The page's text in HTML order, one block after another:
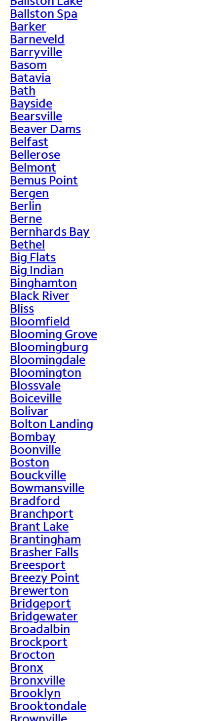
Ballston Spa
Barker
Barneveld
Barryville
Basom
Batavia
Bath
Bayside
Bearsville
Beaver Dams
Belfast
Bellerose
Belmont
Bemus Point
Bergen
Berlin
Berne
Bernhards Bay
Bethel
Big Flats
Big Indian
Binghamton
Black River
Bliss
Bloomfield
Blooming Grove
Bloomingburg
Bloomingdale
Bloomington
Blossvale
Boiceville
Bolivar
Bolton Landing
Bombay
Boonville
Boston
Bouckville
Bowmansville
Bradford
Branchport
Brant Lake
Brantingham
Brasher Falls
Breesport
Breezy Point
Brewerton
Bridgeport
Bridgewater
Broadalbin
Brockport
Brocton
Bronx
Bronxville
Brooklyn
Brooktondale